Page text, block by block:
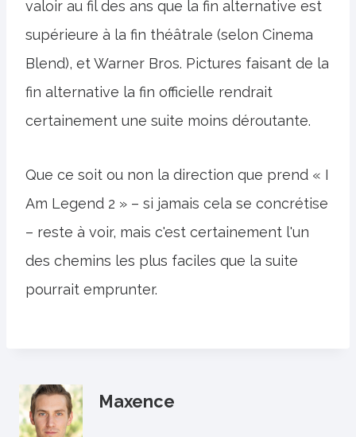
valoir au fil des ans que la fin alternative est
supérieure à la fin théâtrale (selon Cinema
Blend), et Warner Bros. Pictures faisant de la
fin alternative la fin officielle rendrait
certainement une suite moins déroutante.
Que ce soit ou non la direction que prend « I
Am Legend 2 » – si jamais cela se concrétise
– reste à voir, mais c'est certainement l'un
des chemins les plus faciles que la suite
pourrait emprunter.
Maxence